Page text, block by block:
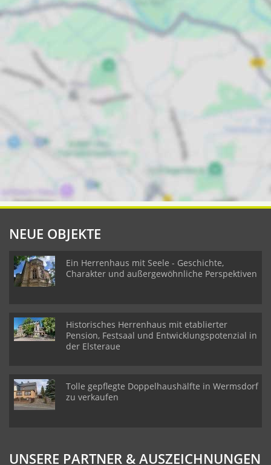
NEUE OBJEKTE
Ein Herrenhaus mit Seele - Geschichte,
Charakter und außergewöhnliche Perspektiven
Historisches Herrenhaus mit etablierter
Pension, Festsaal und Entwicklungspotenzial in
der Elsteraue
Tolle gepflegte Doppelhaushälfte in Wermsdorf
zu verkaufen
UNSERE PARTNER & AUSZEICHNUNGEN